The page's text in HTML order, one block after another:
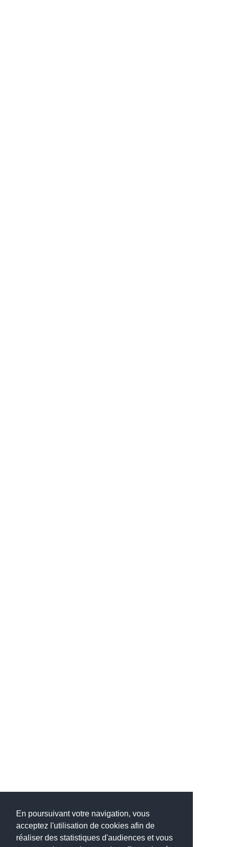
En poursuivant votre navigation, vous
acceptez l'utilisation de cookies afin de
réaliser des statistiques d'audiences et vous